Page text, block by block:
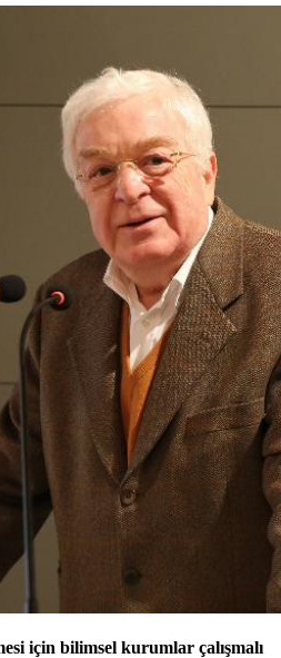
için bilimsel kurumlar çalışmalı